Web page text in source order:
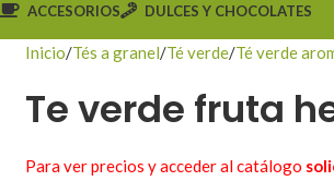
ACCESORIOS DULCES Y CHOCOLATES
Inicio Tés a granel Té verde Té verde
Te verde fruta
Para ver precios y acceder al catálogo